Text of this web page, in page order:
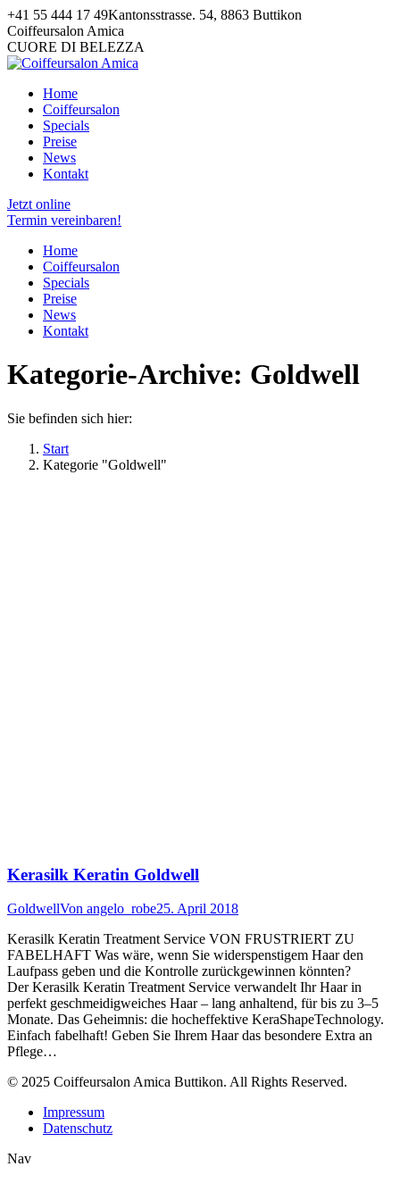
Zum
Inhalt
springen
+41 55 444 17 49Kantonsstrasse. 54, 8863 Buttikon
Facebook
page
opens
new
window
Pinterest
page
opens
new
window
Instagram
page
opens
new
window
Coiffeursalon Amica
CUORE DI BELEZZA
Home
Coiffeursalon
Specials
Preise
News
Kontakt
Jetzt online
Termin vereinbaren!
Home
Coiffeursalon
Specials
Preise
News
Kontakt
Kategorie-Archive: Goldwell
Sie befinden sich hier:
Start
Kategorie "Goldwell"
Kerasilk Keratin Goldwell
GoldwellVon angelo_robe25. April 2018
Kerasilk Keratin Treatment Service VON FRUSTRIERT ZU
FABELHAFT Was wäre, wenn Sie widerspenstigem Haar den
Laufpass geben und die Kontrolle zurückgewinnen könnten?
Der Kerasilk Keratin Treatment Service verwandelt Ihr Haar in
perfekt geschmeidigweiches Haar – lang anhaltend, für bis zu 3–5
Monate. Das Geheimnis: die hocheffektive KeraShapeTechnology.
Einfach fabelhaft! Geben Sie Ihrem Haar das besondere Extra an
Pflege…
© 2025 Coiffeursalon Amica Buttikon. All Rights Reserved.
Impressum
Datenschutz
Nav